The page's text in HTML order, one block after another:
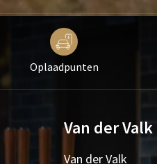
Oplaadpunten
Van der Valk
Van der Valk